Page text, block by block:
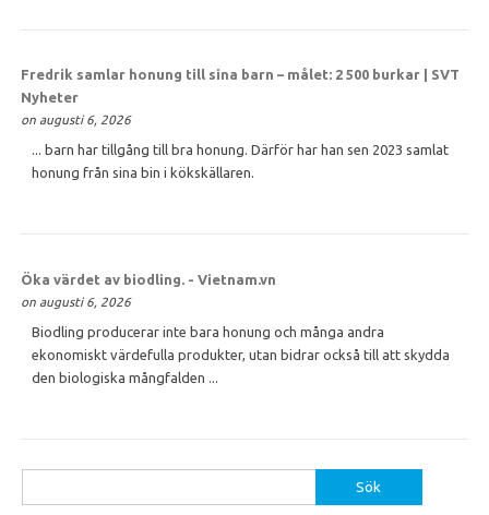
Fredrik samlar honung till sina barn – målet: 2 500 burkar | SVT
Nyheter
on augusti 6, 2026
... barn har tillgång till bra honung. Därför har han sen 2023 samlat
honung från sina bin i kökskällaren.
Öka värdet av biodling. - Vietnam.vn
on augusti 6, 2026
Biodling producerar inte bara honung och många andra
ekonomiskt värdefulla produkter, utan bidrar också till att skydda
den biologiska mångfalden ...
efter: